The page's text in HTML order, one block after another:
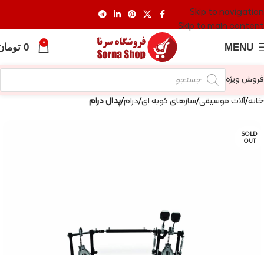
Skip to navigation
Skip to main content
MENU
0
0
فروش ویژه
خانه آلات موسیقی سازهای کوبه ای درام پدال درام
SOLD
OUT